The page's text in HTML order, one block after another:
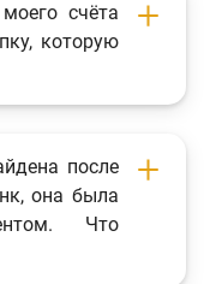
счёта
которую
после
она была
Что